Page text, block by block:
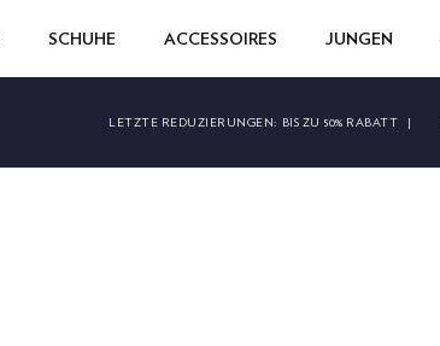
SCHUHE ACCESSOIRES JUNGEN
LETZTE REDUZIERUNGEN: BIS ZU 50% RABATT |